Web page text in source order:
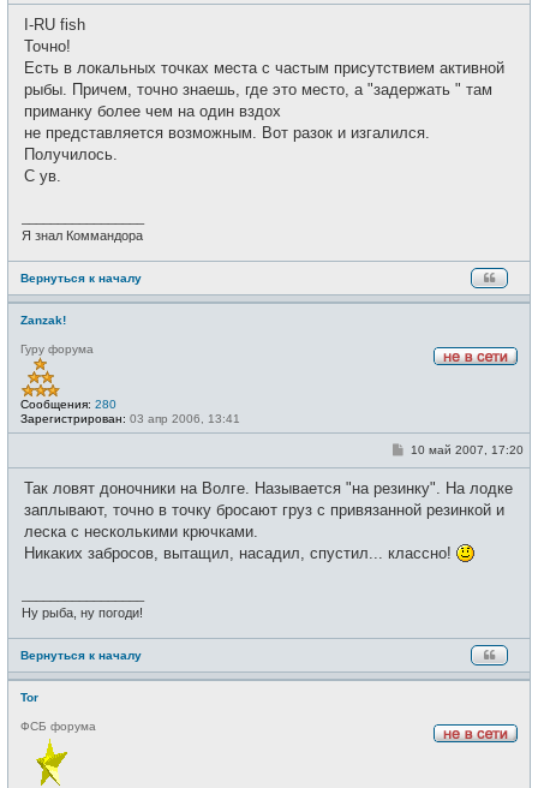
т
н
и
е
I-RU fish
Точно!
Есть в локальных точках места с частым присутствием активной
рыбы. Причем, точно знаешь, где это место, а "задержать " там
приманку более чем на один вздох
не представляется возможным. Вот разок и изгалился.
Получилось.
С ув.
Я знал Коммандора
Вернуться к началу
Zanzak!
е
т
Гуру форума
Сообщения: 280
Зарегистрирован: 03 апр 2006, 13:41
С
б
щ
и
10 май 2007, 17:20
Так ловят доночники на Волге. Называется "на резинку". На лодке
заплывают, точно в точку бросают груз с привязанной резинкой и
леска с несколькими крючками.
Никаких забросов, вытащил, насадил, спустил... классно!
Ну рыба, ну погоди!
Вернуться к началу
Tor
ФСБ форума